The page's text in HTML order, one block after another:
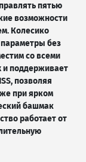
пятью
возможности
Колесико
без
со всеми
поддерживает
позволяя
при ярком
башмак
работает от